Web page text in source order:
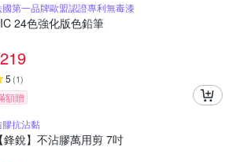
國第一品牌歐盟認證專利無毒漆
24色強化版色鉛筆
219
5 (1)
額贈
膠抗沾黏
【鋒銳】不沾膠萬用剪 7吋